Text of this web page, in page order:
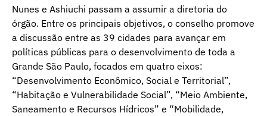
Nunes e Ashiuchi passam a assumir a diretoria do
órgão. Entre os principais objetivos, o conselho promove
a discussão entre as 39 cidades para avançar em
políticas públicas para o desenvolvimento de toda a
Grande São Paulo, focados em quatro eixos:
“Desenvolvimento Econômico, Social e Territorial”,
“Habitação e Vulnerabilidade Social”, “Meio Ambiente,
Saneamento e Recursos Hídricos” e “Mobilidade,